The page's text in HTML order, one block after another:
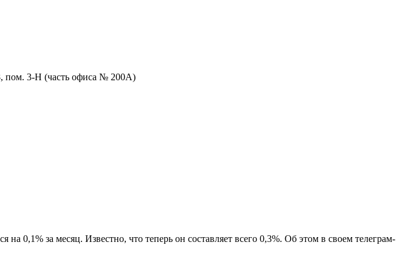
пом. 3-Н (часть офиса № 200А)
0,1% за месяц. Известно, что теперь он составляет всего 0,3%. Об этом в своем телеграм-